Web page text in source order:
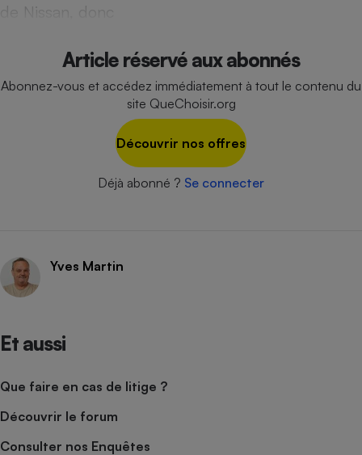
de Nissan, donc
Article réservé aux abonnés
Abonnez-vous et accédez immédiatement à tout le contenu du
site QueChoisir.org
Découvrir nos offres
Déjà abonné ? Se connecter
Yves Martin
Et aussi
Que faire en cas de litige ?
Découvrir le forum
Consulter nos Enquêtes
Robot ménager